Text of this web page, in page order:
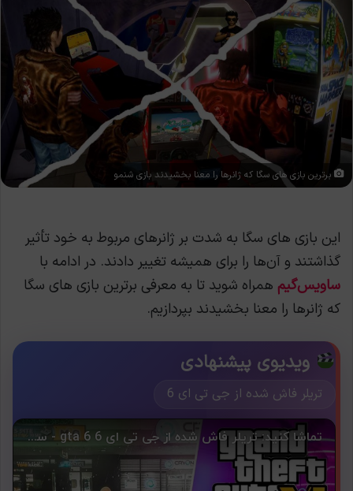
برترین بازی های سگا که ژانرها را معنا بخشیدند بازی شنمو
این بازی های سگا به شدت بر ژانرهای مربوط به خود تأثیر
گذاشتند و آن‌ها را برای همیشه تغییر دادند. در ادامه با
ساویس‌گیم همراه شوید تا به معرفی برترین بازی های سگا
که ژانرها را معنا بخشیدند بپردازیم.
ویدیوی پیشنهادی
تریلر فاش شده از جی تی ای 6